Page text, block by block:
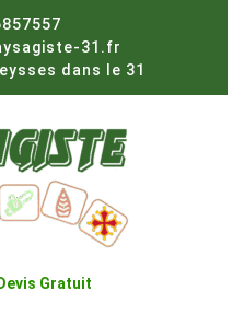
31.fr
dans le 31
Devis Gratuit